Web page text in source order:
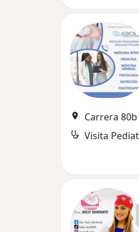
Carrera
Visita